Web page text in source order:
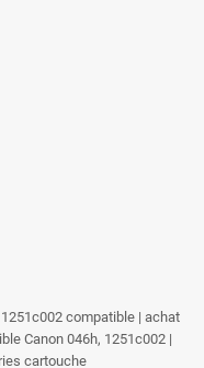
compatible | achat
Canon 046h, 1251c002 |
cartouche